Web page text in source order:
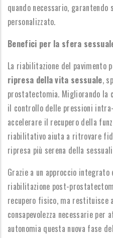
quando necessario,
personalizzato.
Benefici per la sfera
La riabilitazione del pavimento
ripresa della vita sessuale,
prostatectomia. Migliorando la
il controllo delle pressioni
accelerare il recupero della
riabilitativo aiuta a ritrovare
ripresa più serena della
Grazie a un approccio integrato
riabilitazione post-
recupero fisico, ma restituisce
consapevolezza necessarie
autonomia questa nuova fase